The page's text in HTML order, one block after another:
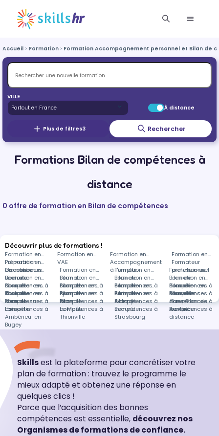
Accueil Formation Formation Accompagnement personnel et Bilan de
VILLE
À distance
Plus de filtres3 Rechercher
Formations Bilan de compétences à
distance
0 offre de formation en Bilan de compétences
Découvrir plus de formations !
Formation en
Préparation
aux concours
Formation en
VAE
Formation en
Accompagnement
à l'emploi
Formation en
Formateur
professionnel
Formation en
Orientation
scolaire
Formation en
Bilan de
compétences à
Toulouse
Formation en
Bilan de
compétences à
Lyon
Formation en
Bilan de
compétences à
Paris
Formation en
Bilan de
compétences à
Marseille
Formation en
Bilan de
compétences à
Marsac-sur-
l'Isle
Formation en
Bilan de
compétences à
Nice
Formation en
Bilan de
compétences à
Antony
Formation en
Bilan de
compétences à
Aix-en-
Provence
Formation en
Bilan de
compétences à
Lamentin
Formation en
Bilan de
compétences à
Le Mans
Formation en
Bilan de
compétences à
Beaune
Formation en
Bilan de
compétences à
Aurillac
Formation en
Bilan de
compétences à
Ambérieu-en-
Bugey
Formation en
Bilan de
compétences à
Thionville
Formation en
Bilan de
compétences à
Strasbourg
Formations
dans Bilan de
compétences à
distance
Skillsest la plateforme pour concrétiser votre
plan de formation : trouvez le programme le
mieux adapté et obtenez une réponse en
quelques clics !
Parce que l’acquisition des bonnes
compétences est essentielle, découvrez nos
Organismes de formations de confiance.